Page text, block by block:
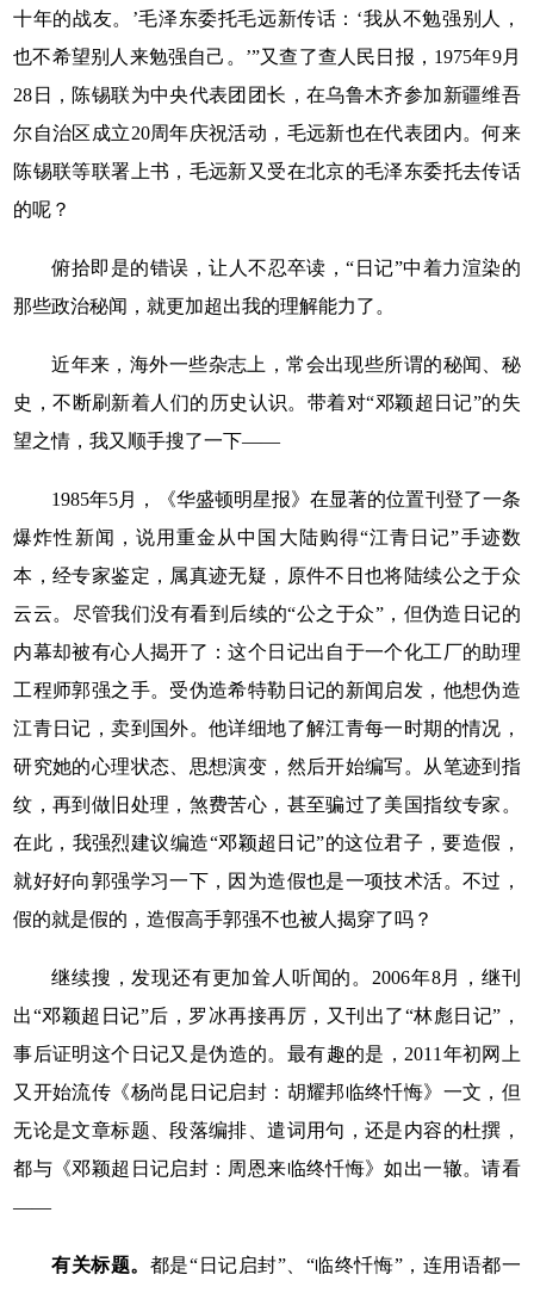
十年的战友。’毛泽东委托毛远新传话：‘我从不勉强别人，
也不希望别人来勉强自己。’”又查了查人民日报，1975年9月
28日，陈锡联为中央代表团团长，在乌鲁木齐参加新疆维吾
尔自治区成立20周年庆祝活动，毛远新也在代表团内。何来
陈锡联等联署上书，毛远新又受在北京的毛泽东委托去传话
的呢？
俯拾即是的错误，让人不忍卒读，“日记”中着力渲染的
那些政治秘闻，就更加超出我的理解能力了。
近年来，海外一些杂志上，常会出现些所谓的秘闻、秘
史，不断刷新着人们的历史认识。带着对“邓颖超日记”的失
望之情，我又顺手搜了一下——
1985年5月，《华盛顿明星报》在显著的位置刊登了一条
爆炸性新闻，说用重金从中国大陆购得“江青日记”手迹数
本，经专家鉴定，属真迹无疑，原件不日也将陆续公之于众
云云。尽管我们没有看到后续的“公之于众”，但伪造日记的
内幕却被有心人揭开了：这个日记出自于一个化工厂的助理
工程师郭强之手。受伪造希特勒日记的新闻启发，他想伪造
江青日记，卖到国外。他详细地了解江青每一时期的情况，
研究她的心理状态、思想演变，然后开始编写。从笔迹到指
纹，再到做旧处理，煞费苦心，甚至骗过了美国指纹专家。
在此，我强烈建议编造“邓颖超日记”的这位君子，要造假，
就好好向郭强学习一下，因为造假也是一项技术活。不过，
假的就是假的，造假高手郭强不也被人揭穿了吗？
继续搜，发现还有更加耸人听闻的。2006年8月，继刊
出“邓颖超日记”后，罗冰再接再厉，又刊出了“林彪日记”，
事后证明这个日记又是伪造的。最有趣的是，2011年初网上
又开始流传《杨尚昆日记启封：胡耀邦临终忏悔》一文，但
无论是文章标题、段落编排、遣词用句，还是内容的杜撰，
都与《邓颖超日记启封：周恩来临终忏悔》如出一辙。请看
——
有关标题。 都是“日记启封”、“临终忏悔”，连用语都一